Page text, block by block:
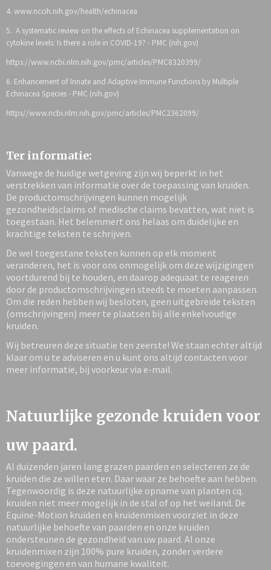
4. www.nccih.nih.gov/health/echinacea
5. A systematic review on the effects of Echinacea supplementation on
cytokine levels: Is there a role in COVID-19? - PMC (nih.gov)
https://www.ncbi.nlm.nih.gov/pmc/articles/PMC8320399/
6. Enhancement of Innate and Adaptive Immune Functions by Multiple
Echinacea Species - PMC (nih.gov)
https//www.ncbi.nlm.nih.gov/pmc/articles/PMC2362099/
Ter informatie:
Vanwege de huidige wetgeving zijn wij beperkt in het
verstrekken van informatie over de toepassing van kruiden.
De productomschrijvingen kunnen mogelijk
gezondheidsclaims of medische claims bevatten, wat niet is
toegestaan. Het belemmert ons helaas om duidelijke en
krachtige teksten te schrijven.
De wel toegestane teksten kunnen op elk moment
veranderen, het is voor ons onmogelijk om deze wijzigingen
voortdurend bij te houden, en daarop adequaat te reageren
door de productomschrijvingen steeds te moeten aanpassen.
Om die reden hebben wij besloten, geen uitgebreide teksten
(omschrijvingen) meer te plaatsen bij alle enkelvoudige
kruiden.
Wij betreuren deze situatie ten zeerste! We staan echter altijd
klaar om u te adviseren en u kunt ons altijd contacten voor
meer informatie, bij voorkeur via e-mail.
Natuurlijke gezonde kruiden voor
uw paard.
Al duizenden jaren lang grazen paarden en selecteren ze de
kruiden die ze willen eten. Daar waar ze behoefte aan hebben.
Tegenwoordig is deze natuurlijke opname van planten cq.
kruiden niet meer mogelijk in de stal of op het weiland. De
Equine-Motion kruiden en kruidenmixen voorziet in deze
natuurlijke behoefte van paarden en onze kruiden
ondersteunen de gezondheid van uw paard. Al onze
kruidenmixen zijn 100% pure kruiden, zonder verdere
toevoegingen en van humane kwaliteit.